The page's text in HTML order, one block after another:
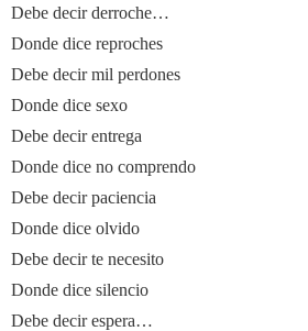
Debe decir derroche…
Donde dice reproches
Debe decir mil perdones
Donde dice sexo
Debe decir entrega
Donde dice no comprendo
Debe decir paciencia
Donde dice olvido
Debe decir te necesito
Donde dice silencio
Debe decir espera…